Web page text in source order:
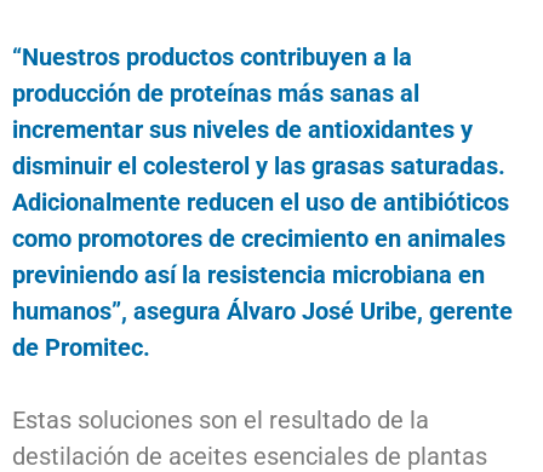
“Nuestros productos contribuyen a la
producción de proteínas más sanas al
incrementar sus niveles de antioxidantes y
disminuir el colesterol y las grasas saturadas.
Adicionalmente reducen el uso de antibióticos
como promotores de crecimiento en animales
previniendo así la resistencia microbiana en
humanos”, asegura Álvaro José Uribe, gerente
de Promitec.
Estas soluciones son el resultado de la
destilación de aceites esenciales de plantas